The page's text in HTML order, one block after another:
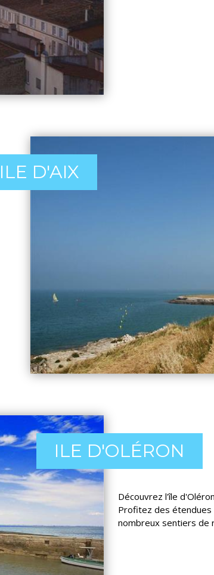
ILE D'AIX
ILE D'OLÉRON
Découvrez l'île
Profitez des étendues
nombreux sentiers de